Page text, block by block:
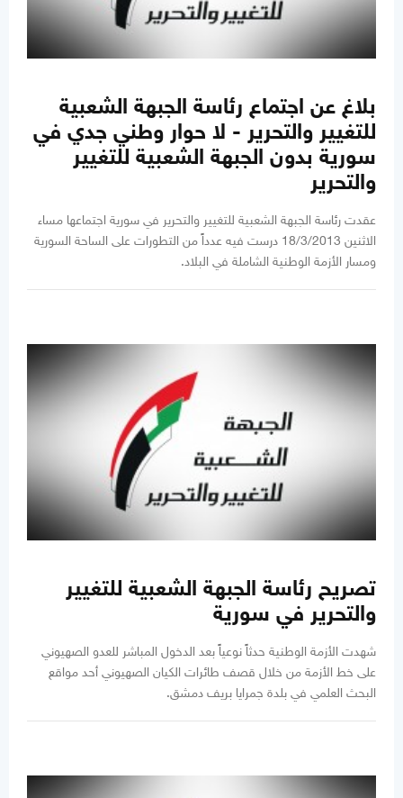
بلاغ عن اجتماع رئاسة الجبهة الشعبية
للتغيير والتحرير - لا حوار وطني جدي في
سورية بدون الجبهة الشعبية للتغيير
والتحرير
عقدت رئاسة الجبهة الشعبية للتغيير والتحرير في سورية اجتماعها مساء
الاثنين 18/3/2013 درست فيه عدداً من التطورات على الساحة السورية
ومسار الأزمة الوطنية الشاملة في البلاد.
تصريح رئاسة الجبهة الشعبية للتغيير
والتحرير في سورية
شهدت الأزمة الوطنية حدثاً نوعياً بعد الدخول المباشر للعدو الصهيوني
على خط الأزمة من خلال قصف طائرات الكيان الصهيوني أحد مواقع
البحث العلمي في بلدة جمرايا بريف دمشق.